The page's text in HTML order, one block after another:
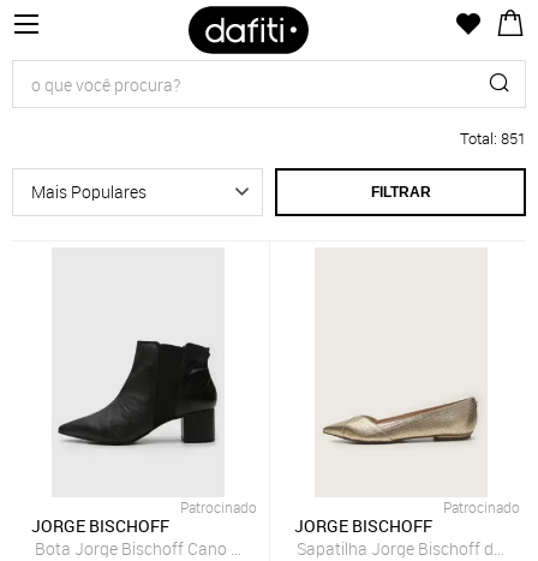
Total: 851
FILTRAR
Patrocinado
JORGE BISCHOFF
Bota Jorge Bischoff Cano Baixo Texturizada Preta
Patrocinado
JORGE BISCHOFF
Sapatilha Jorge Bischoff de